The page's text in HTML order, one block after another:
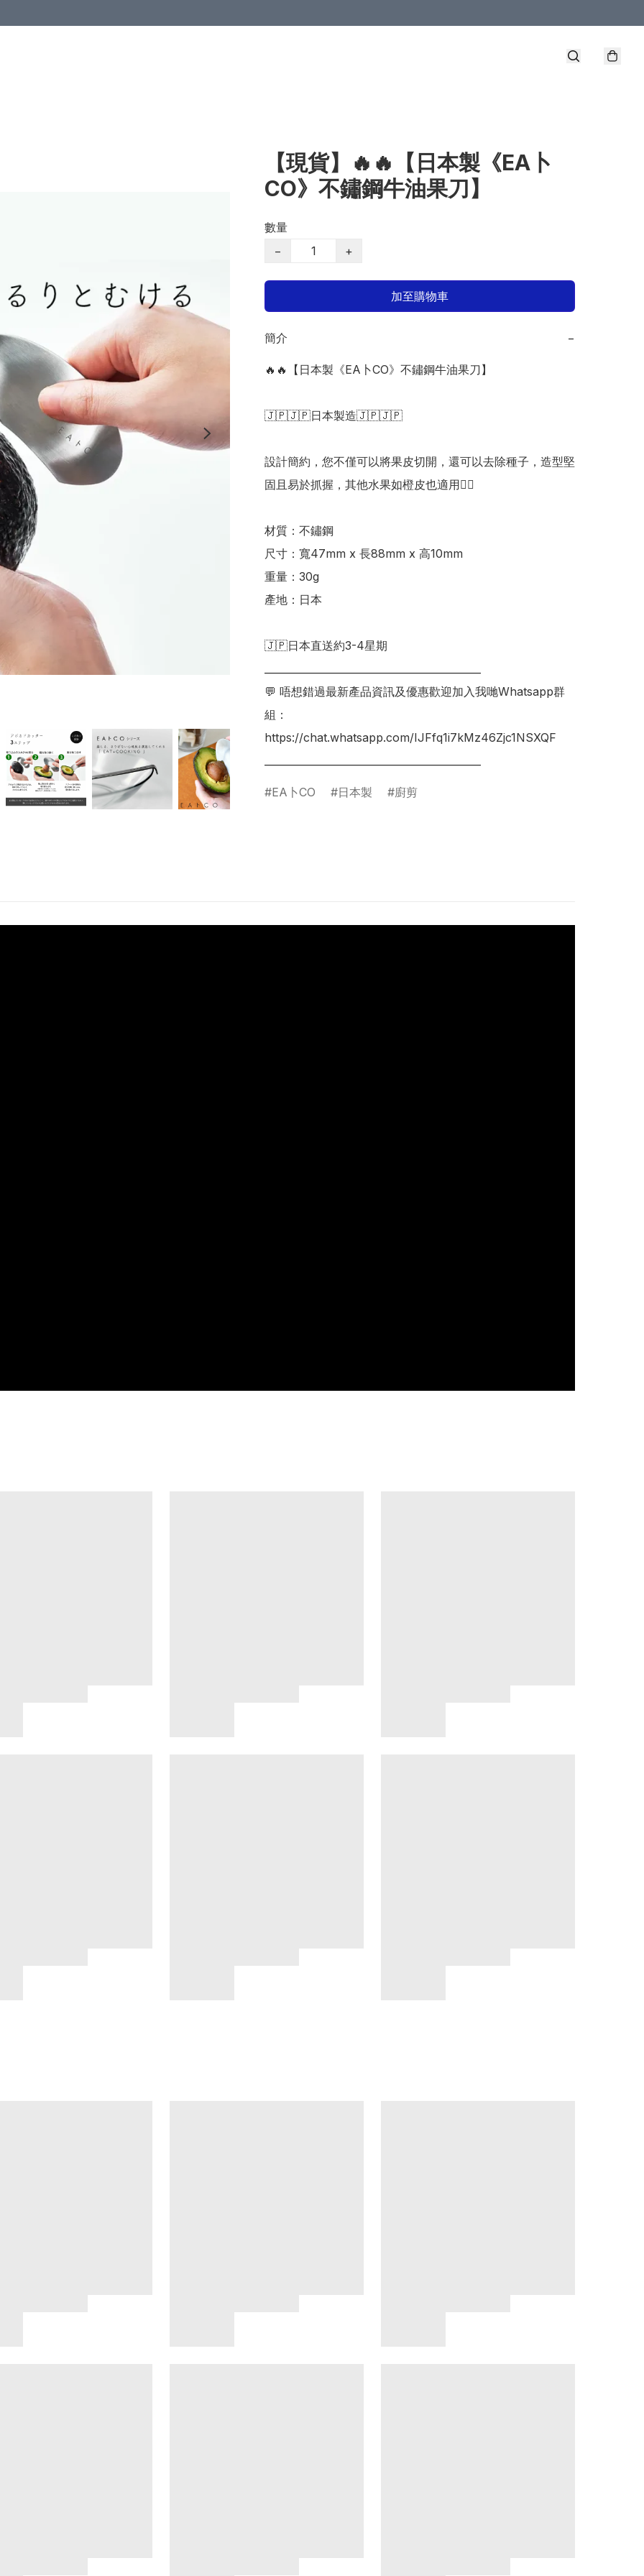
【現貨】🔥🔥【日本製《EA卜
CO》不鏽鋼牛油果刀】
數量
−
+
加至購物車
簡介 −
🔥🔥【日本製《EA卜CO》不鏽鋼牛油果刀】
🇯🇵🇯🇵日本製造🇯🇵🇯🇵
設計簡約，您不僅可以將果皮切開，還可以去除種子，造型堅
固且易於抓握，其他水果如橙皮也適用👍🏻
材質：不鏽鋼
尺寸：寬47mm x 長88mm x 高10mm
重量：30g
產地：日本
🇯🇵日本直送約3-4星期
💬 唔想錯過最新產品資訊及優惠歡迎加入我哋Whatsapp群
組：
https://chat.whatsapp.com/IJFfq1i7kMz46Zjc1NSXQF
EA卜CO 日本製 廚剪